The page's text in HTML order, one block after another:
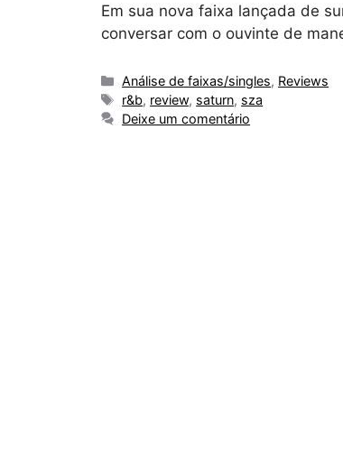
Em sua nova faixa lançada de
conversar com o ouvinte de
Categorias
Análise de faixas/singles, Reviews
Tags
r&b, review, saturn, sza
Deixe um comentário